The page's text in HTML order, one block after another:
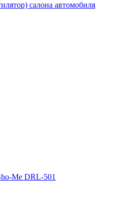
салона автомобиля
Me DRL-501